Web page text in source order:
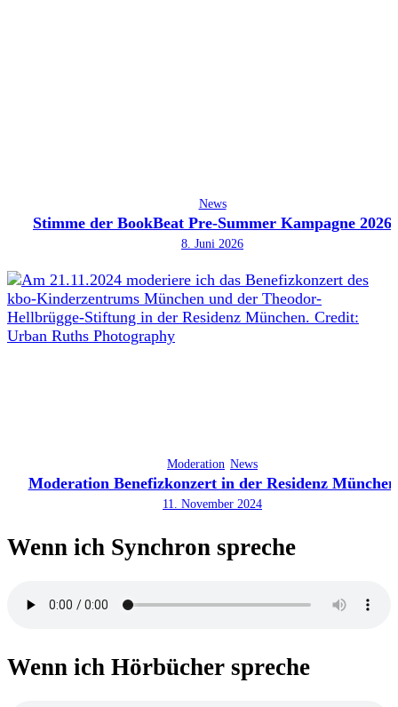
News
Stimme der BookBeat Pre-Summer Kampagne 2026
8. Juni 2026
Moderation News
Moderation Benefizkonzert in der Residenz München
11. November 2024
Wenn ich Synchron spreche
Wenn ich Hörbücher spreche